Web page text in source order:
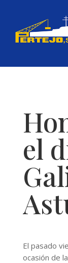
el
El pasado
ocasión de